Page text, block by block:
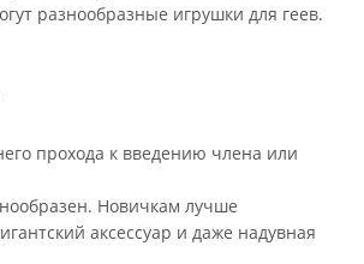
разнообразные игрушки для геев.
прохода к введению члена или
Новичкам лучше
аксессуар и даже надувная